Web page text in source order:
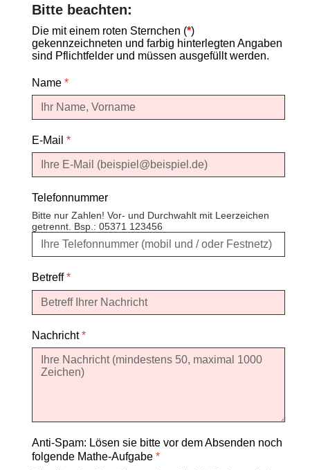
Bitte beachten:
Die mit einem roten Sternchen (*)
gekennzeichneten und farbig hinterlegten Angaben
sind Pflichtfelder und müssen ausgefüllt werden.
Name*
E-Mail*
Telefonnummer
Bitte nur Zahlen! Vor- und Durchwahlt mit Leerzeichen
getrennt. Bsp.: 05371 123456
Betreff*
Nachricht*
Anti-Spam: Lösen sie bitte vor dem Absenden noch
folgende Mathe-Aufgabe*